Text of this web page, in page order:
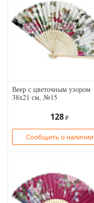
Веер с цветочным узором
38х21 см, №15
128 ₽
Сообщить о наличии